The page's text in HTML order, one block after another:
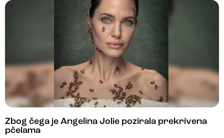
Zbog čega je Angelina Jolie pozirala prekrivena
pčelama